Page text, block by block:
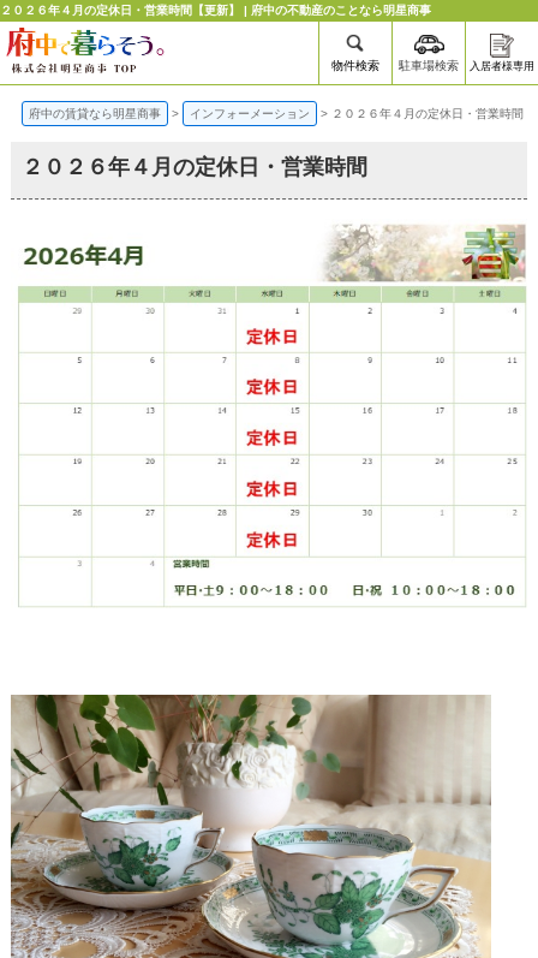
２０２６年４月の定休日・営業時間【更新】 | 府中の不動産のことなら明星商事
物件検索 駐車場検索 入居者様専用
府中の賃貸なら明星商事 > インフォーメーション > ２０２６年４月の定休日・営業時間
２０２６年４月の定休日・営業時間